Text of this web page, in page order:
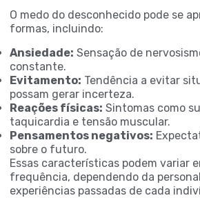
O medo do desconhecido pode se
formas, incluindo:
Ansiedade: Sensação de
constante.
Evitamento: Tendência a evitar
possam gerar incerteza.
Reações físicas: Sintomas como
taquicardia e tensão muscular.
Pensamentos negativos:
sobre o futuro.
Essas características podem variar
frequência, dependendo da
experiências passadas de cada